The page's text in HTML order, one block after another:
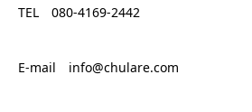
TEL 080-4169-2442
E-mail info@chulare.com